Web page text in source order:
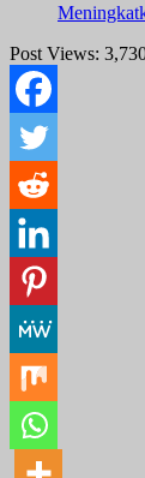
Post Views: